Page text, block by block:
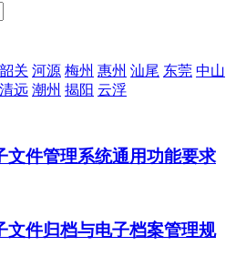
韶关 河源 梅州 惠州 汕尾 东莞 中山
清远 潮州 揭阳 云浮
文件管理系统通用功能要求
文件归档与电子档案管理规